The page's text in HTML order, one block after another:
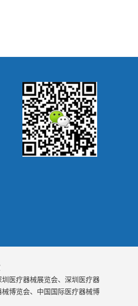
医疗器械展览会、深圳医疗器
博览会、中国国际医疗器械博